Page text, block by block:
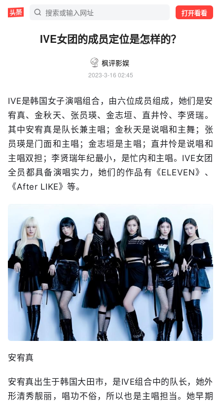
打开看看
IVE女团的成员定位是怎样的？
枫评影娱
2023-3-16 02:45
IVE是韩国女子演唱组合，由六位成员组成，她们是安
宥真、金秋天、张员瑛、金志垣、直井怜、李贤瑞。
其中安宥真是队长兼主唱；金秋天是说唱和主舞；张
员瑛是门面和主唱；金志垣是主唱；直井怜是说唱和
主唱双担；李贤瑞年纪最小，是忙内和主唱。IVE女团
全员都具备演唱实力，她们的作品有《ELEVEN》、
《After LIKE》等。
安宥真
安宥真出生于韩国大田市，是IVE组合中的队长，她外
形清秀靓丽，唱功不俗，所以也是主唱担当。她早期